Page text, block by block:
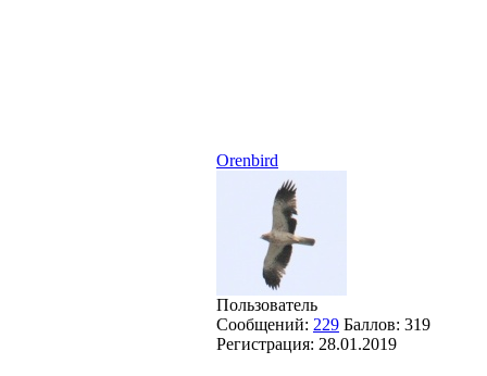
Orenbird
Пользователь
Сообщений: 229 Баллов: 319
Регистрация: 28.01.2019